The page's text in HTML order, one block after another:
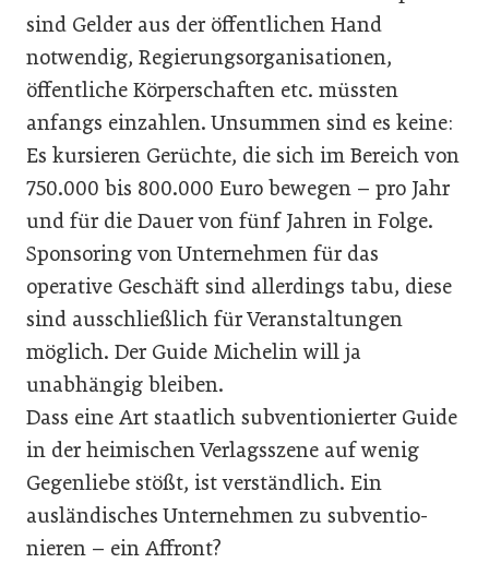
sind Gelder aus der öffentlichen Hand
notwendig, Regierungsorganisationen,
öffentliche Körperschaften etc. müssten
anfangs einzahlen. Unsummen sind es keine:
Es kursieren Gerüchte, die sich im Bereich von
750.000 bis 800.000 Euro bewegen – pro Jahr
und für die Dauer von fünf Jahren in Folge.
Sponsoring von Unternehmen für das
operative Geschäft sind allerdings tabu, diese
sind ausschließlich für Veranstaltungen
möglich. Der Guide Michelin will ja
unabhängig bleiben.
Dass eine Art staatlich subventionierter Guide
in der heimischen Verlagsszene auf wenig
Gegenliebe stößt, ist verständlich. Ein
ausländisches Unternehmen zu subventio­
nieren – ein Affront?